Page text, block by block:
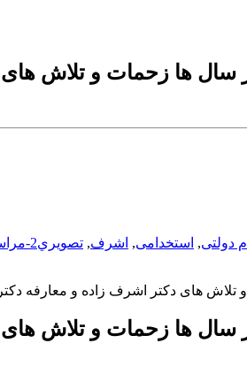
تکریم از سال ها زحمات
دولتی, استخدامی, اشرف, تصويري2-مراسم آزاد
تکریم از سال ها زحمات